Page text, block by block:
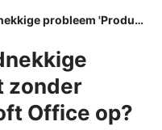
Hoe los je het hardnekkige probleem 'Product zonder licentie' in Microsoft Office op? (5 veelvoorkomende oplossingen)
zonder
Office op?